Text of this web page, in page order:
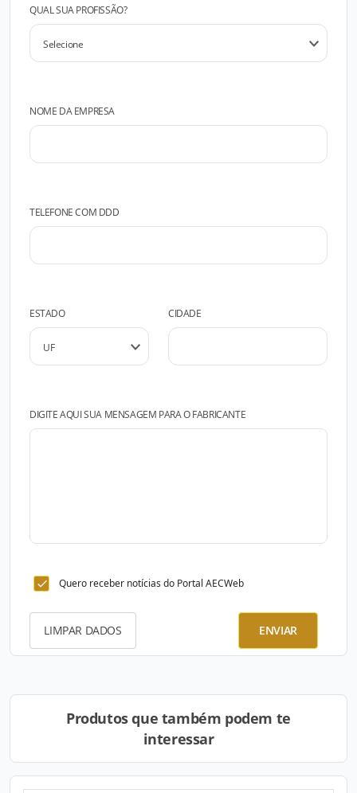
QUAL SUA PROFISSÃO?
NOME DA EMPRESA
TELEFONE COM DDD
ESTADO CIDADE
DIGITE AQUI SUA MENSAGEM PARA O FABRICANTE
Quero receber notícias do Portal AECWeb
LIMPAR DADOS ENVIAR
Produtos que também podem te
interessar